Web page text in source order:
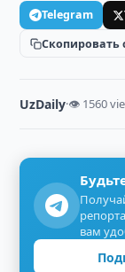
Telegram
Скопировать
UzDaily·👁 1560
вам